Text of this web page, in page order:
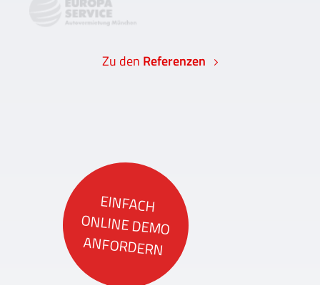
Zu den Referenzen
EINFACH
ONLINE DEMO
ANFORDERN